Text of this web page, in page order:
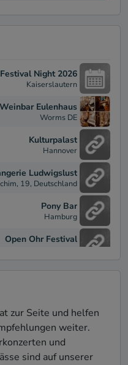
Brooks]
Night 2026
Kaiserslautern
Weinbar Eulenhaus
Worms DE
Kulturpalast
Hannover
Ludwigslust
19, Deutschland
Pony Bar
Hamburg
Open Ohr Festival
vor der Höhe
/ Sofakonzert
Bad Homburg
zur Seite und helfen
weiter.
und
sind auf unserer